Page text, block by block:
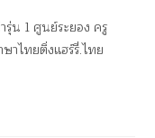
รุ่น 1 ศูนย์ระยอง ครู
าไทยติ่งแฮร์รี่.ไทย